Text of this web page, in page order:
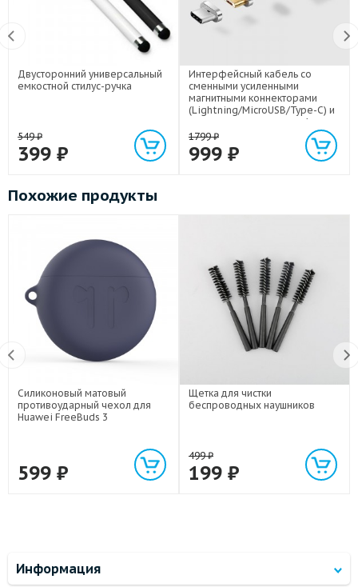
Двусторонний универсальный
емкостной стилус-ручка
549₽
399 ₽
Интерфейсный кабель со
сменными усиленными
магнитными коннекторами
(Lightning/MicroUSB/Type-C) и
световым индикатором 1м
1799₽
999 ₽
Похожие продукты
Силиконовый матовый
противоударный чехол для
Huawei FreeBuds 3
599 ₽
Щетка для чистки
беспроводных наушников
499₽
199 ₽
Информация